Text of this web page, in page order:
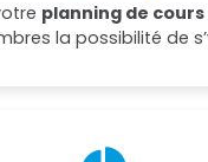
planning de cours
la possibilité de